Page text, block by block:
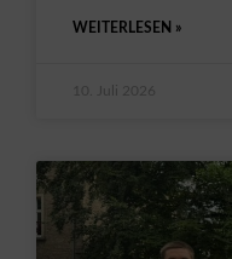
WEITERLESEN »
10. Juli 2026